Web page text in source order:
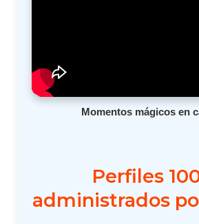
Momentos mágicos en
Perfiles
administrados